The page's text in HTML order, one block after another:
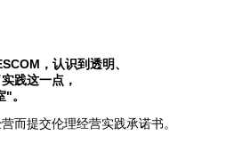
，认识到透明、
践这一点，
。
而提交伦理经营实践承诺书。